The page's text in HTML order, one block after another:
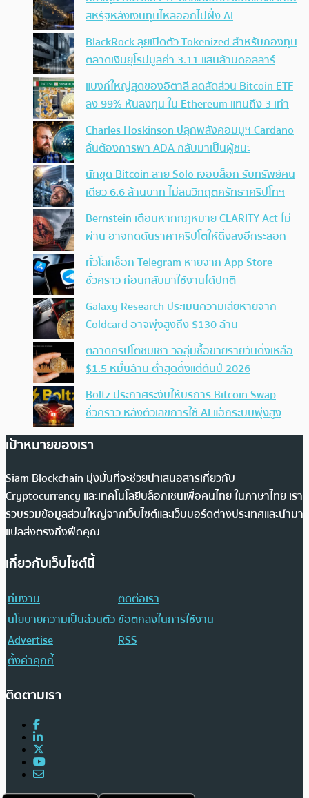
สหรัฐหลังเงินทุนไหลออกไปฝั่ง AI
BlackRock ลุยเปิดตัว Tokenized สำหรับกองทุน
ตลาดเงินยุโรปมูลค่า 3.11 แสนล้านดอลลาร์
แบงก์ใหญ่สุดของอิตาลี ลดสัดส่วน Bitcoin ETF
ลง 99% หันลงทุน ใน Ethereum แทนถึง 3 เท่า
Charles Hoskinson ปลุกพลังคอมมูฯ Cardano
ลั่นต้องการพา ADA กลับมาเป็นผู้ชนะ
นักขุด Bitcoin สาย Solo เจอบล็อก รับทรัพย์คน
เดียว 6.6 ล้านบาท ไม่สนวิกฤตศรัทธาคริปโทฯ
Bernstein เตือนหากกฎหมาย CLARITY Act ไม่
ผ่าน อาจกดดันราคาคริปโตให้ดิ่งลงอีกระลอก
ทั่วโลกช็อก Telegram หายจาก App Store
ชั่วคราว ก่อนกลับมาใช้งานได้ปกติ
Galaxy Research ประเมินความเสียหายจาก
Coldcard อาจพุ่งสูงถึง $130 ล้าน
ตลาดคริปโตซบเซา วอลุ่มซื้อขายรายวันดิ่งเหลือ
$1.5 หมื่นล้าน ต่ำสุดตั้งแต่ต้นปี 2026
Boltz ประกาศระงับให้บริการ Bitcoin Swap
ชั่วคราว หลังตัวเลขการใช้ AI แฮ็กระบบพุ่งสูง
เป้าหมายของเรา
Siam Blockchain มุ่งมั่นที่จะช่วยนำเสนอสารเกี่ยวกับ
Cryptocurrency และเทคโนโลยีบล็อกเชนเพื่อคนไทย ในภาษาไทย เรา
รวบรวมข้อมูลส่วนใหญ่จากเว็บไซต์และเว็บบอร์ดต่างประเทศและนำมา
แปลส่งตรงถึงฟีดคุณ
เกี่ยวกับเว็บไซต์นี้
ทีมงาน
ติดต่อเรา
นโยบายความเป็นส่วนตัวข้อตกลงในการใช้งาน
Advertise
RSS
ตั้งค่าคุกกี้
ติดตามเรา